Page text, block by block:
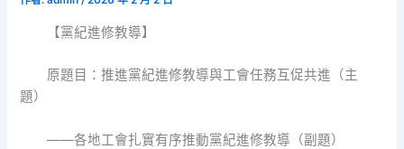
【黨紀進修教導】
原題目：推進黨紀進修教導與工會任務互促共進（主
題）
——各地工會扎實有序推動黨紀進修教導（副題）